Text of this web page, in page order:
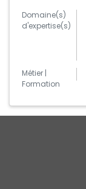
Domaine(s)
d'expertise(s)
Métier |
Formation